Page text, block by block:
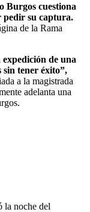
Burgos cuestiona
pedir su captura.
de la Rama
de una
tener éxito”,
a la magistrada
adelanta una
la noche del